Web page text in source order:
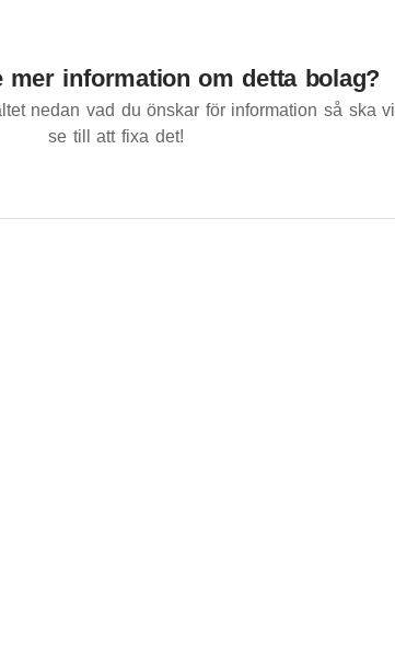
mer information om detta bolag?
nedan vad du önskar för information så ska vi
se till att fixa det!